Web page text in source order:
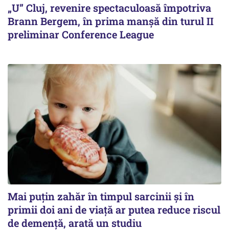
„U” Cluj, revenire spectaculoasă împotriva
Brann Bergem, în prima manșă din turul II
preliminar Conference League
Mai puțin zahăr în timpul sarcinii și în
primii doi ani de viață ar putea reduce riscul
de demență, arată un studiu